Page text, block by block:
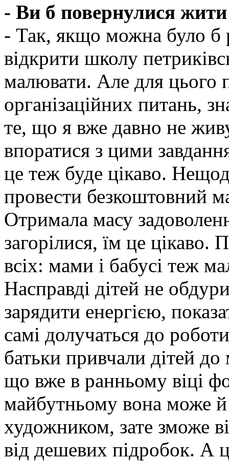
- Ви б повернулися
- Так, якщо можна було б
відкрити школу
малювати. Але для цього
організаційних питань,
те, що я вже давно не
впоратися з цими
це теж буде цікаво.
провести безкоштовний
Отримала масу
загорілися, їм це цікаво.
всіх: мами і бабусі теж
Насправді дітей не
зарядити енергією,
самі долучаться до
батьки привчали дітей
що вже в ранньому віці
майбутньому вона може
художником, зате зможе
від дешевих підробок. А